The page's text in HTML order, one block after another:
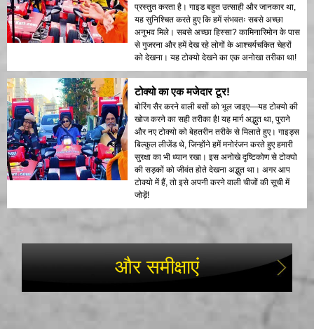
प्रस्तुत करता है। गाइड बहुत उत्साही और जानकार था,
यह सुनिश्चित करते हुए कि हमें संभवतः सबसे अच्छा
अनुभव मिले। सबसे अच्छा हिस्सा? कामिनारिमोन के पास
से गुजरना और हमें देख रहे लोगों के आश्चर्यचकित चेहरों
को देखना। यह टोक्यो देखने का एक अनोखा तरीका था!
टोक्यो का एक मजेदार टूर!
बोरिंग सैर करने वाली बसों को भूल जाइए—यह टोक्यो की
खोज करने का सही तरीका है! यह मार्ग अद्भुत था, पुराने
और नए टोक्यो को बेहतरीन तरीके से मिलाते हुए। गाइड्स
बिल्कुल लीजेंड थे, जिन्होंने हमें मनोरंजन करते हुए हमारी
सुरक्षा का भी ध्यान रखा। इस अनोखे दृष्टिकोण से टोक्यो
की सड़कों को जीवंत होते देखना अद्भुत था। अगर आप
टोक्यो में हैं, तो इसे अपनी करने वाली चीजों की सूची में
जोड़ें!
और समीक्षाएं